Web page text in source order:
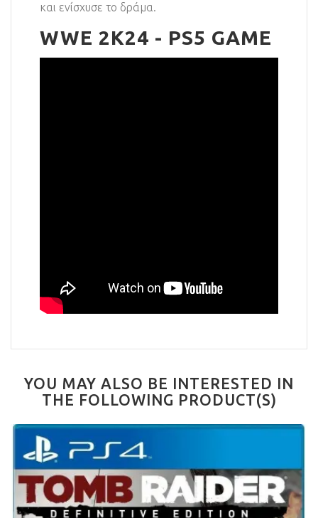
και ενίσχυσε το δράμα.
WWE 2K24 - PS5 GAME
YOU MAY ALSO BE INTERESTED IN
THE FOLLOWING PRODUCT(S)